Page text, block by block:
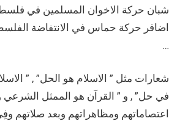
شبان حركة الاخوان المسلمين في فلسطين
اضافر حركة حماس في الانتفاضة
…
شعارات مثل ” الاسلام هو الحل” , ”
في حل” , و ” القرآن هو الممثل الشرعي
اعتصاماتهم ومظاهراتهم وبعد صلاتهم